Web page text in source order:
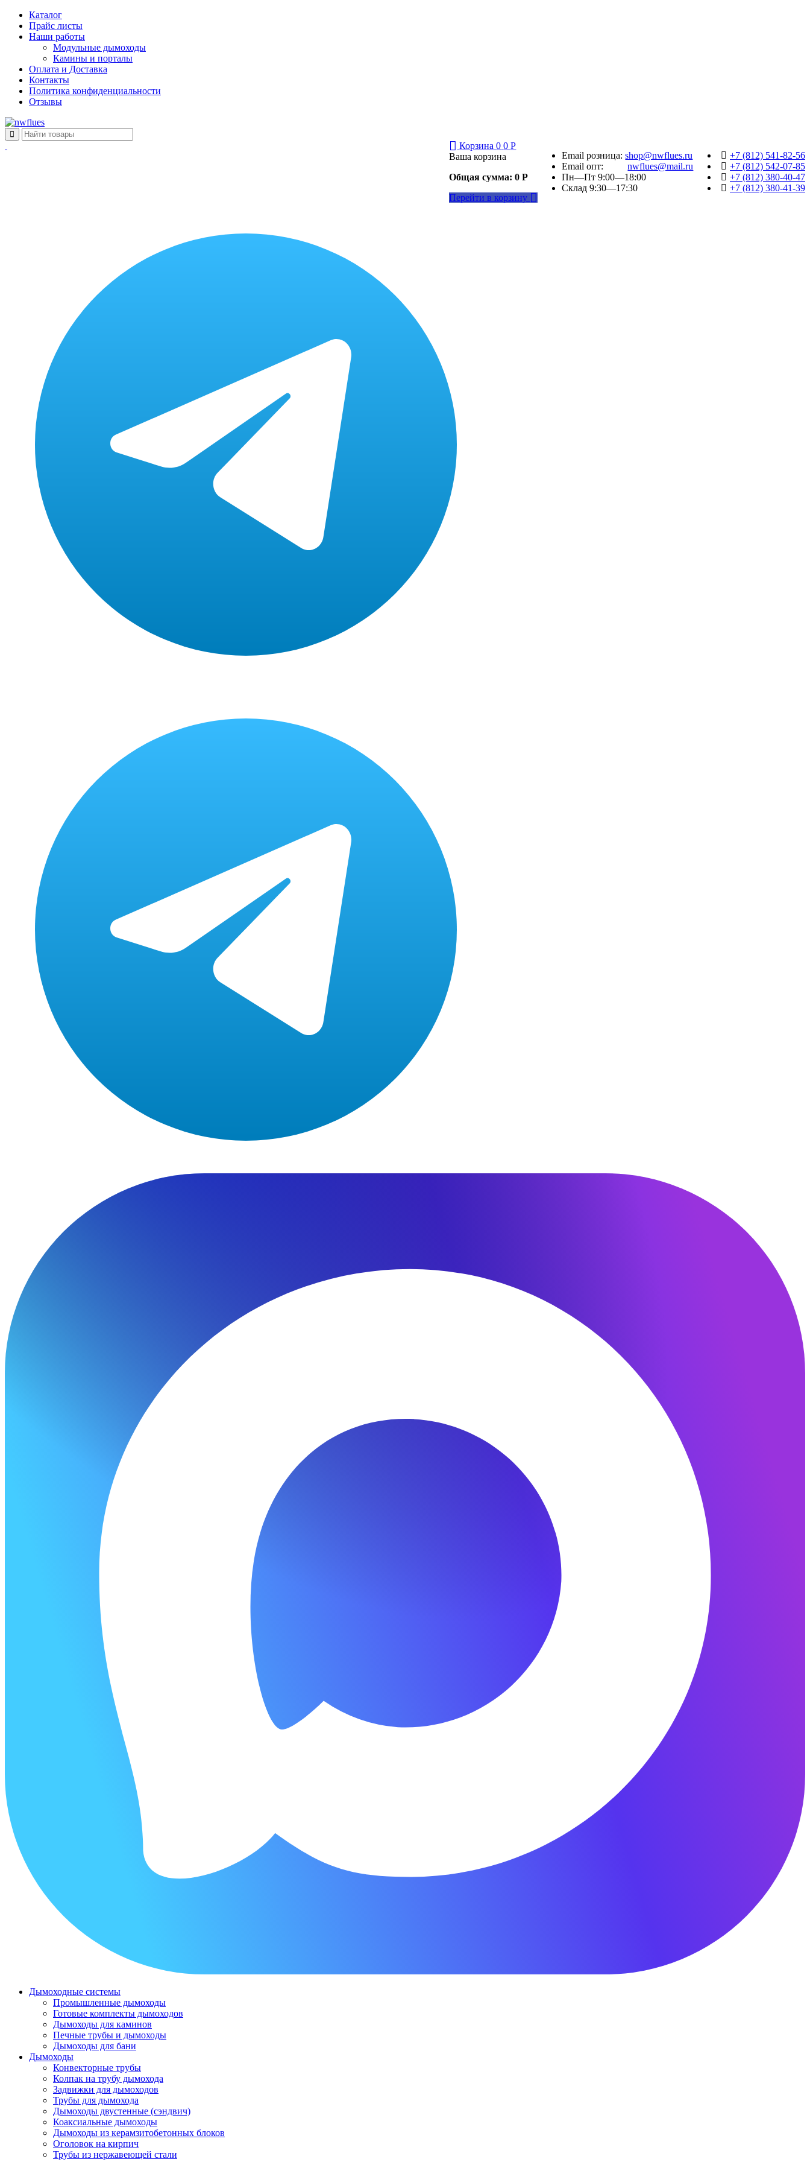
Каталог
Прайс листы
Наши работы
Модульные дымоходы
Камины и порталы
Оплата и Доставка
Контакты
Политика конфиденциальности
Отзывы
+7 (812) 541-82-56
+7 (812) 542-07-85
+7 (812) 380-40-47
+7 (812) 380-41-39
Email розница:shop@nwflues.ru
Email опт:nwflues@mail.ru
Пн—Пт 9:00—18:00
Склад 9:30—17:30
Корзина 0 0Р
Ваша корзина
Общая сумма:0Р
Перейти в корзину
Дымоходные системы
Промышленные дымоходы
Готовые комплекты дымоходов
Дымоходы для каминов
Печные трубы и дымоходы
Дымоходы для бани
Дымоходы
Конвекторные трубы
Колпак на трубу дымохода
Задвижки для дымоходов
Трубы для дымохода
Дымоходы двустенные (сэндвич)
Коаксиальные дымоходы
Дымоходы из керамзитобетонных блоков
Оголовок на кирпич
Трубы из нержавеющей стали